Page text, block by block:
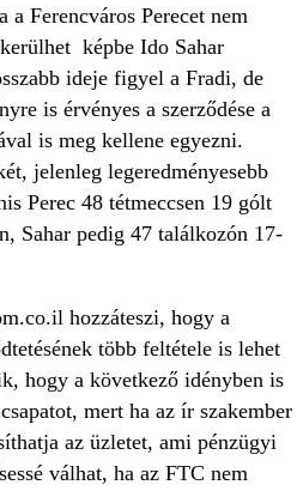
Ferencváros Perecet nem
képbe Ido Sahar
ideje figyel a Fradi, de
is érvényes a szerződése a
is meg kellene egyezni.
jelenleg legeredményesebb
Perec 48 tétmeccsen 19 gólt
Sahar pedig 47 találkozón 17-
hozzáteszi, hogy a
több feltétele is lehet
hogy a következő idényben is
mert ha az ír szakember
az üzletet, ami pénzügyi
válhat, ha az FTC nem